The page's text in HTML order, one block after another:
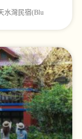
水灣民宿(Blu